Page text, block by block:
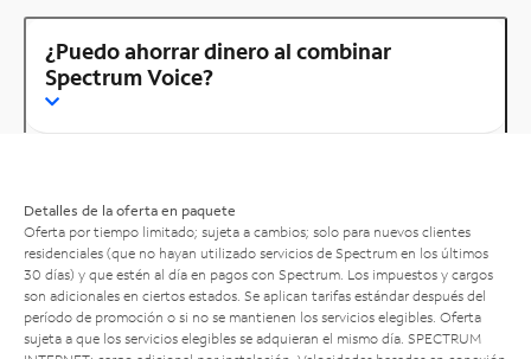
¿Puedo ahorrar dinero al combinar
Spectrum Voice?
Detalles de la oferta en paquete
Oferta por tiempo limitado; sujeta a cambios; solo para nuevos clientes
residenciales (que no hayan utilizado servicios de Spectrum en los últimos
30 días) y que estén al día en pagos con Spectrum. Los impuestos y cargos
son adicionales en ciertos estados. Se aplican tarifas estándar después del
período de promoción o si no se mantienen los servicios elegibles. Oferta
sujeta a que los servicios elegibles se adquieran el mismo día. SPECTRUM